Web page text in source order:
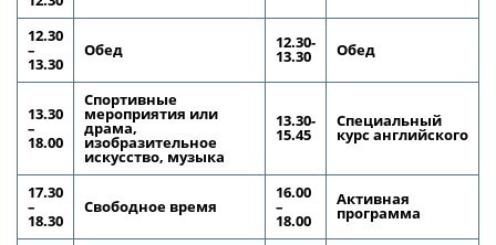
12.30
–
13.30
Обед 12.30-
13.30 Обед
13.30
–
18.00
Спортивные
мероприятия или
драма,
изобразительное
искусство, музыка
13.30-
15.45
Специальный
курс английского
17.30
–
18.30
Свободное время
16.00
–
18.00
Активная
программа